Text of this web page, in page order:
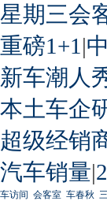
星期三会
重磅1+1 |
新车潮人
本土车企
超级经销
汽车销量|
车访间 会客室 车春秋